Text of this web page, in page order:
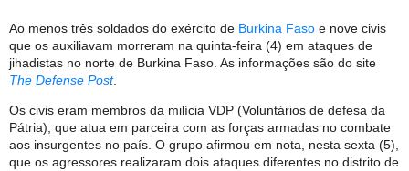
Ao menos três soldados do exército de Burkina Faso e nove civis
que os auxiliavam morreram na quinta-feira (4) em ataques de
jihadistas no norte de Burkina Faso. As informações são do site
The Defense Post.
Os civis eram membros da milícia VDP (Voluntários de defesa da
Pátria), que atua em parceira com as forças armadas no combate
aos insurgentes no país. O grupo afirmou em nota, nesta sexta (5),
que os agressores realizaram dois ataques diferentes no distrito de